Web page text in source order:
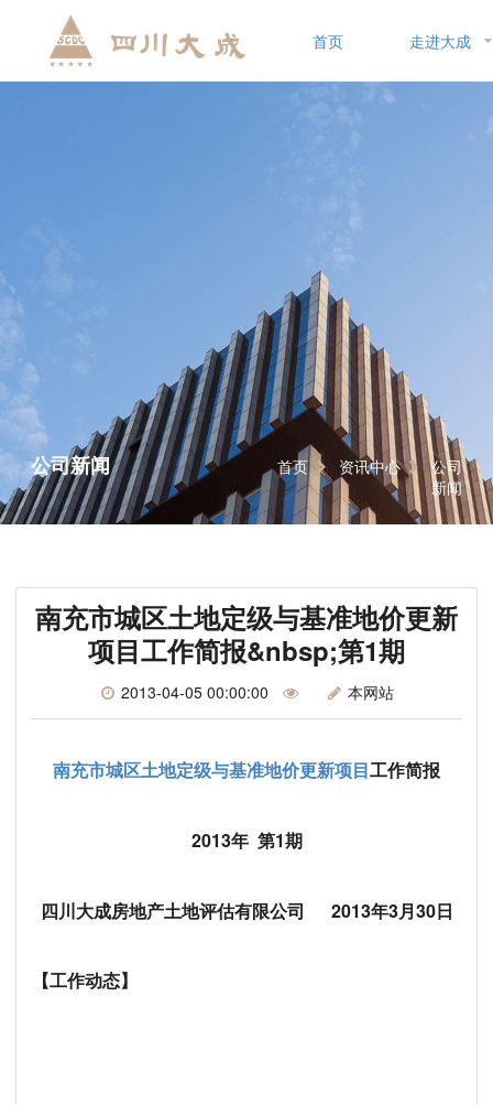
首页 走进大成
公司新闻 首页 资讯中心
公司
新闻
南充市城区土地定级与基准地价更新
项目工作简报&nbsp;第1期
2013-04-05 00:00:00 本网站
南充市城区土地定级与基准地价更新项目工作简报
2013年 第1期
四川大成房地产土地评估有限公司 2013年3月30日
【工作动态】